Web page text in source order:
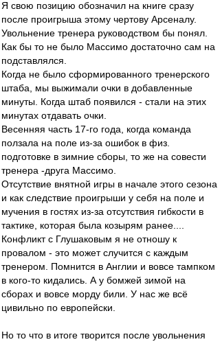
Я свою позицию обозначил на книге сразу
после проигрыша этому чертову Арсеналу.
Увольнение тренера руководством бы понял.
Как бы то не было Массимо достаточно сам на
подставлялся.
Когда не было сформированного тренерского
штаба, мы выжимали очки в добавленные
минуты. Когда штаб появился - стали на этих
минутах отдавать очки.
Весенняя часть 17-го года, когда команда
ползала на поле из-за ошибок в физ.
подготовке в зимние сборы, то же на совести
тренера -друга Массимо.
Отсутствие внятной игры в начале этого сезона
и как следствие проигрыши у себя на поле и
мучения в гостях из-за отсутствия гибкости в
тактике, которая была козырям ранее....
Конфликт с Глушаковым я не отношу к
провалом - это может случится с каждым
тренером. Помнится в Англии и вовсе тампком
в кого-то кидались. А у бомжей зимой на
сборах и вовсе морду били. У нас же всё
цивильно по европейски.
Но то что в итоге творится после увольнения